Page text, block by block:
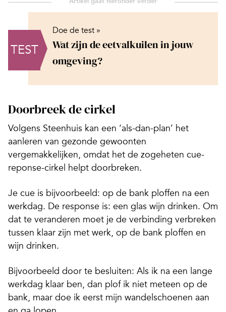
TEST
Doe de test »
Wat zijn de eetvalkuilen in jouw
omgeving?
Doorbreek de cirkel
Volgens Steenhuis kan een ‘als-dan-plan’ het
aanleren van gezonde gewoonten
vergemakkelijken, omdat het de zogeheten cue-
reponse-cirkel helpt doorbreken.
Je cue is bijvoorbeeld: op de bank ploffen na een
werkdag. De response is: een glas wijn drinken. Om
dat te veranderen moet je de verbinding verbreken
tussen klaar zijn met werk, op de bank ploffen en
wijn drinken.
Bijvoorbeeld door te besluiten: Als ik na een lange
werkdag klaar ben, dan plof ik niet meteen op de
bank, maar doe ik eerst mijn wandelschoenen aan